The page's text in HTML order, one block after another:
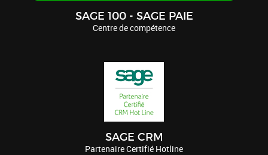
SAGE 100 - SAGE PAIE
Centre de compétence
SAGE CRM
Partenaire Certifié Hotline